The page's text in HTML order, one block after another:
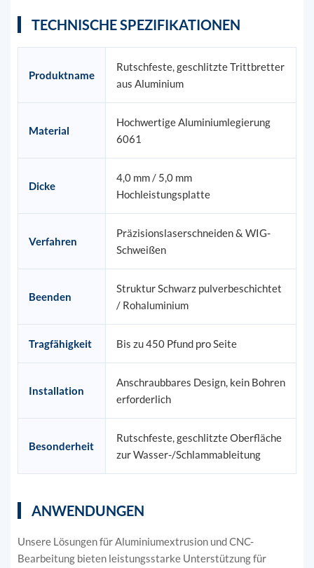
TECHNISCHE SPEZIFIKATIONEN
Produktname
Rutschfeste, geschlitzte Trittbretter
aus Aluminium
Material
Hochwertige Aluminiumlegierung
6061
Dicke
4,0 mm / 5,0 mm
Hochleistungsplatte
Verfahren
Präzisionslaserschneiden & WIG-
Schweißen
Beenden
Struktur Schwarz pulverbeschichtet
/ Rohaluminium
Tragfähigkeit Bis zu 450 Pfund pro Seite
Installation
Anschraubbares Design, kein Bohren
erforderlich
Besonderheit
Rutschfeste, geschlitzte Oberfläche
zur Wasser-/Schlammableitung
ANWENDUNGEN
Unsere Lösungen für Aluminiumextrusion und CNC-
Bearbeitung bieten leistungsstarke Unterstützung für